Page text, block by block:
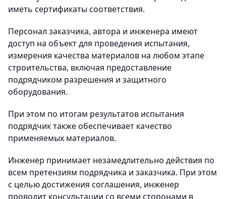
иметь сертификаты соответствия.
Персонал заказчика, автора и инженера имеют
доступ на объект для проведения испытания,
измерения качества материалов на любом этапе
строительства, включая предоставление
подрядчиком разрешения и защитного
оборудования.
При этом по итогам результатов испытания
подрядчик также обеспечивает качество
применяемых материалов.
Инженер принимает незамедлительно действия по
всем претензиям подрядчика и заказчика. При этом
с целью достижения соглашения, инженер
проводит консультации со всеми сторонами в